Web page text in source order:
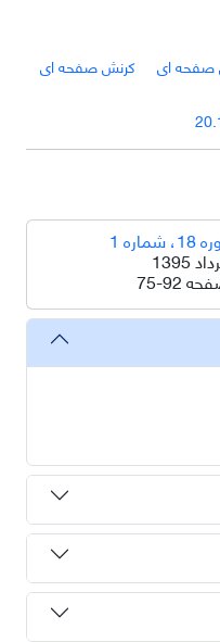
صفحه ای
کرنش صفحه ای
شماره 1
1395
75-92